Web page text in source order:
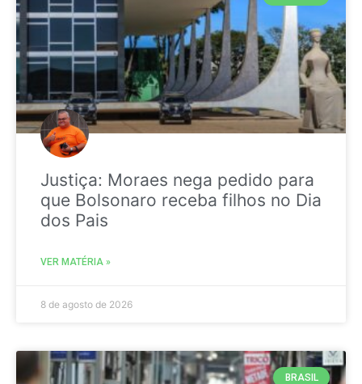
Justiça: Moraes nega pedido para
que Bolsonaro receba filhos no Dia
dos Pais
VER MATÉRIA »
8 de agosto de 2026
BRASIL